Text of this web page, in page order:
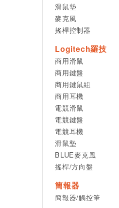
滑鼠墊
麥克風
搖桿控制器
Logitech羅技
商用滑鼠
商用鍵盤
商用鍵鼠組
商用耳機
電競滑鼠
電競鍵盤
電競耳機
滑鼠墊
BLUE麥克風
搖桿/方向盤
簡報器
簡報器/觸控筆